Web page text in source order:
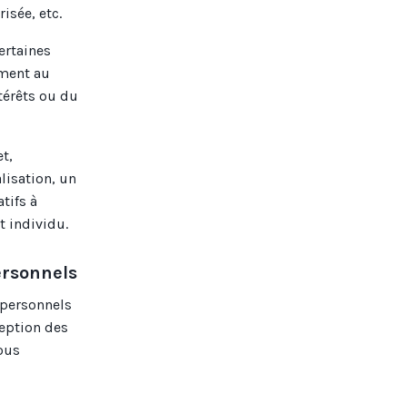
etc.
au
ou du
un
à
individu.
des